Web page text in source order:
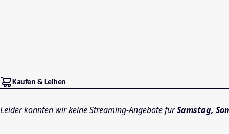
Kaufen & Leihen
Leider konnten wir keine Streaming-Angebote fürSamstag,